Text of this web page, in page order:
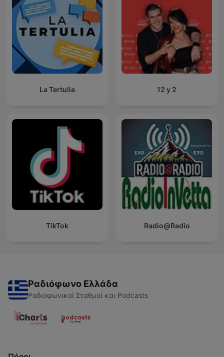
La Tertulia 12 y 2
TikTok Radio@Radio
Ραδιόφωνο Ελλάδα
Ραδιοφωνικοί Σταθμοί και Podcasts